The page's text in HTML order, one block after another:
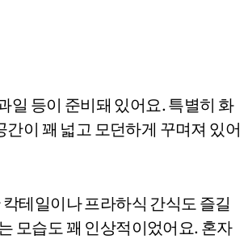
일 등이 준비돼 있어요. 특별히 화
이 꽤 넓고 모던하게 꾸며져 있어
테일이나 프라하식 간식도 즐길
모습도 꽤 인상적이었어요. 혼자